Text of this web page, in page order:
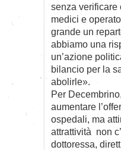
senza verificare
medici e
grande un
abbiamo una
un’azione
bilancio per la
abolirle».
Per
aumentare
ospedali, ma
attrattività non
dottoressa,